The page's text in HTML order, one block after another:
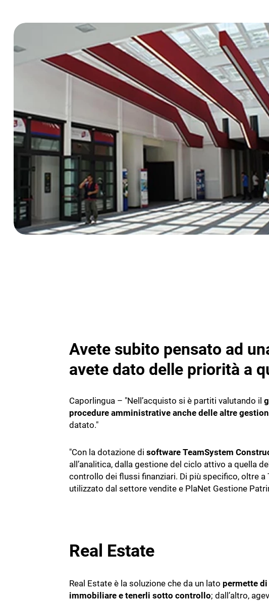
BADGE, ITP E SICUREZZA
TS Safety&Compliance
Sicurezza, compliance e badge digitale
GESTIONALE IMPRESE
IMPIANTISTICHE
BPM Service
Gestionale per il service
tecnica dell’impresa
Avete subito pensato ad
avete dato delle priorità a
Caporlingua – "Nell’acquisto si è partiti valutando il
procedure amministrative anche delle altre
datato."
"Con la dotazione di software TeamSystem
all’analitica, dalla gestione del ciclo attivo a quella
controllo dei flussi finanziari. Di più specifico, oltre a
utilizzato dal settore vendite e PlaNet Gestione
Real Estate
Real Estate è la soluzione che da un lato permette
immobiliare e tenerli sotto controllo; dall’altro,